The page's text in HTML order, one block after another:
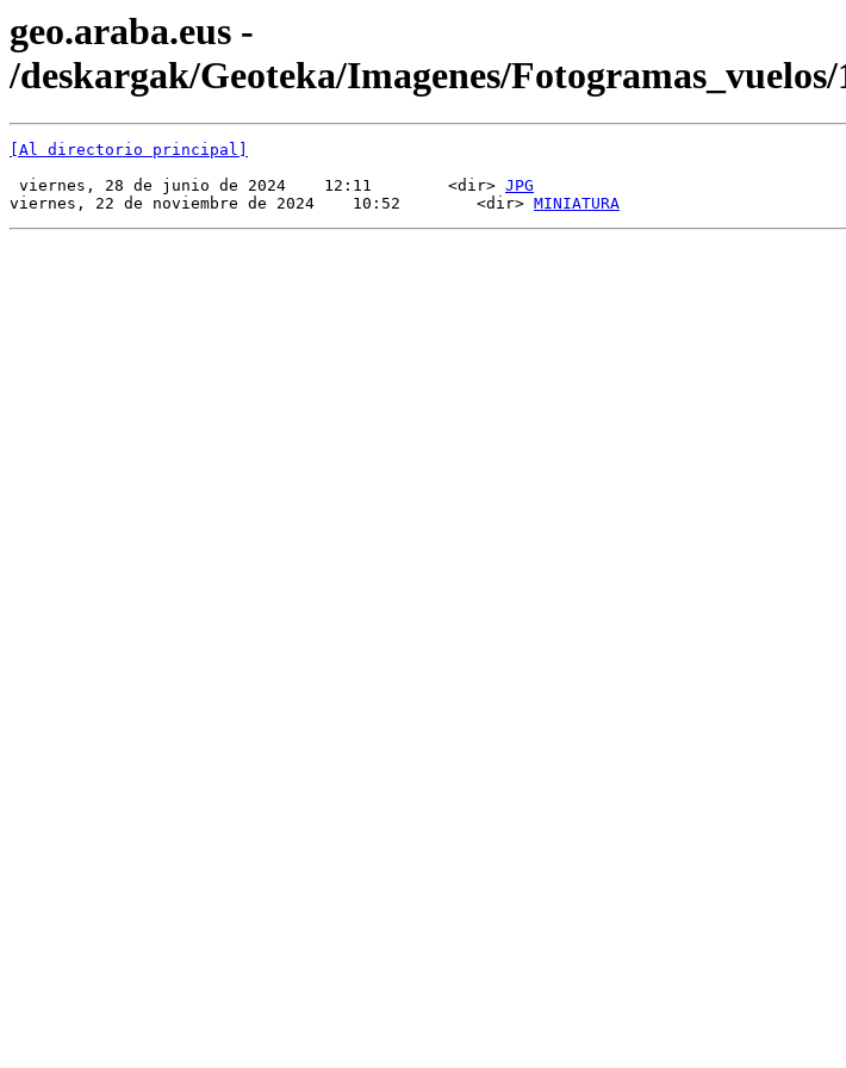
geo.araba.eus -
/deskargak/Geoteka/Imagenes/
[Al directorio principal]
viernes, 28 de junio de 2024    12:11        <dir> JPG
viernes, 22 de noviembre de 2024    10:52        <dir> MINIATURA